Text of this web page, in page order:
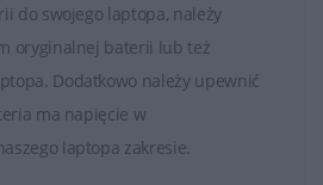
baterii ma określony czas pracy
z urządzenia bez
każda bateria litowo-jonowa,
do swojego laptopa, należy
oryginalnej baterii lub też
Dodatkowo należy upewnić
ma napięcie w
laptopa zakresie.